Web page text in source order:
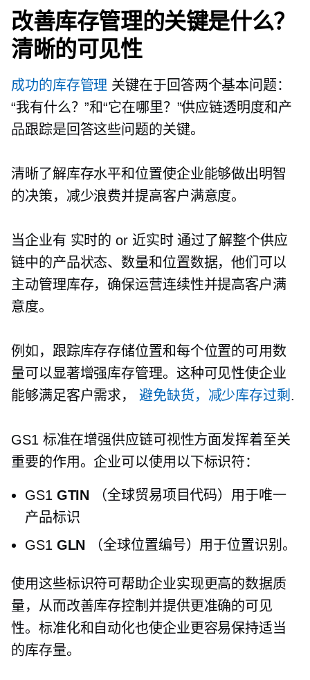
改善库存管理的关键是什么？
清晰的可见性
成功的库存管理 关键在于回答两个基本问题：
“我有什么？”和“它在哪里？”供应链透明度和产
品跟踪是回答这些问题的关键。
清晰了解库存水平和位置使企业能够做出明智
的决策，减少浪费并提高客户满意度。
当企业有 实时的 or 近实时通过了解整个供应
链中的产品状态、数量和位置数据，他们可以
主动管理库存，确保运营连续性并提高客户满
意度。
例如，跟踪库存存储位置和每个位置的可用数
量可以显著增强库存管理。这种可见性使企业
能够满足客户需求， 避免缺货，减少库存过剩 .
GS1 标准在增强供应链可视性方面发挥着至关
重要的作用。企业可以使用以下标识符：
GS1 GTIN （全球贸易项目代码）用于唯一
产品标识
GS1 GLN （全球位置编号）用于位置识别。
使用这些标识符可帮助企业实现更高的数据质
量，从而改善库存控制并提供更准确的可见
性。标准化和自动化也使企业更容易保持适当
的库存量。